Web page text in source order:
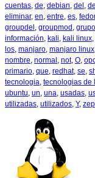
cuentas de debian del
eliminar, en entre es
groupdel groupmod grupo
información kali kali linux
los manjaro manjaro linux
nombre normal not, O
primario que redhat, se
tecnologia tecnologias de
ubuntu un una usadas
utilizadas utilizados Y,